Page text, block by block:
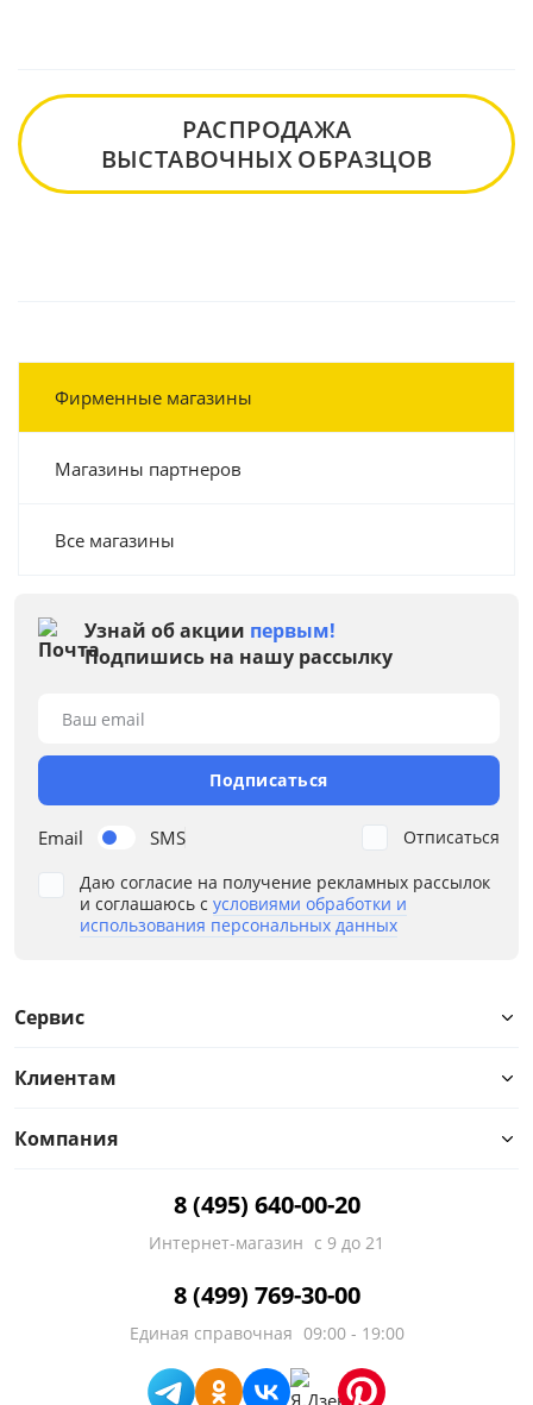
РАСПРОДАЖА
ВЫСТАВОЧНЫХ ОБРАЗЦОВ
Фирменные магазины
Магазины партнеров
Все магазины
Узнай об акции первым!
Подпишись на нашу рассылку
Email SMS
Ваш email
Подписаться
Даю согласие на получение рекламных рассылок
и соглашаюсь с условиями обработки и
использования персональных данных
Отписаться
Сервис
Клиентам
Компания
8 (495) 640-00-20
Интернет-магазин с 9 до 21
8 (499) 769-30-00
Единая справочная 09:00 - 19:00